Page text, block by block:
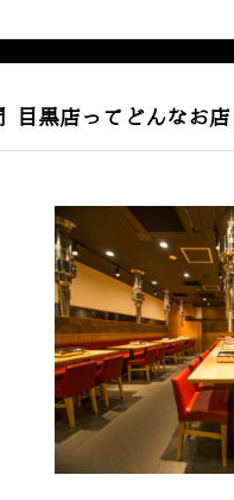
目黒店ってどんなお